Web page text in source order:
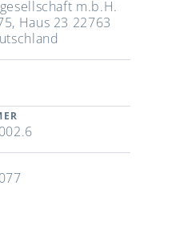
m.b.H.
Haus 23 22763